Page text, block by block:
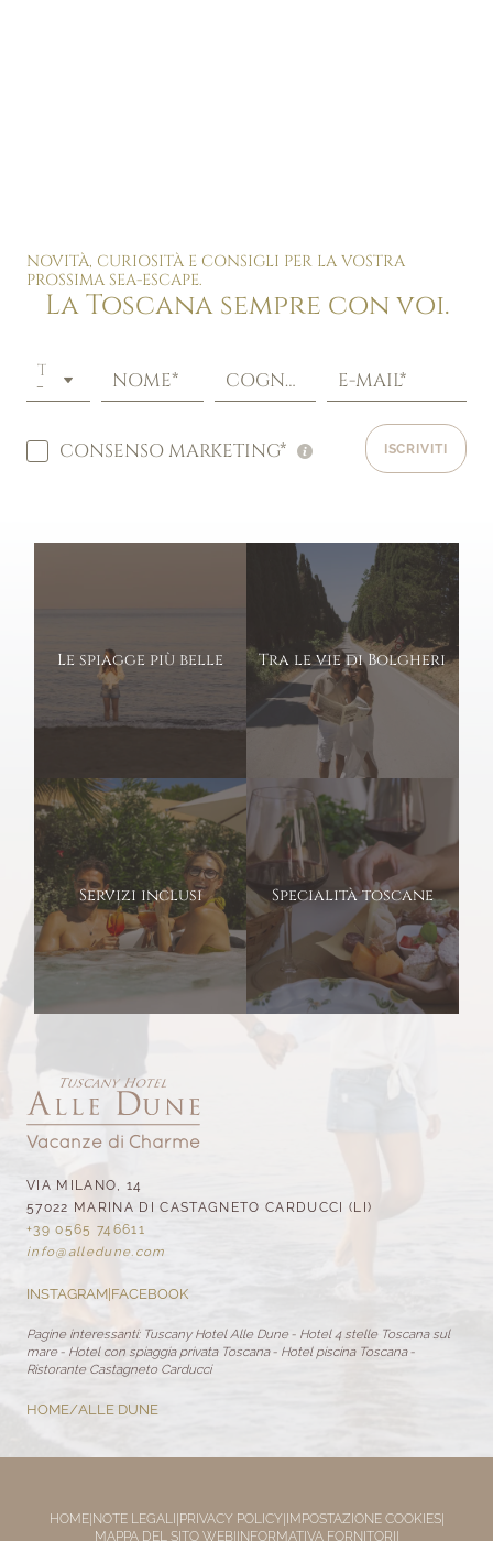
NOVITÀ, CURIOSITÀ E CONSIGLI PER LA VOSTRA
PROSSIMA SEA-ESCAPE.
La Toscana sempre con voi.
NOME* COGNOME* E-MAIL*
CONSENSO MARKETING* ISCRIVITI
Le spiagge più belle Tra le vie di Bolgheri
Servizi inclusi Specialità toscane
VIA MILANO, 14
57022 MARINA DI CASTAGNETO CARDUCCI (LI)
+39 0565 746611
info@alledune. com
INSTAGRAM|FACEBOOK
Pagine interessanti: Tuscany Hotel Alle Dune - Hotel 4 stelle Toscana sul
mare - Hotel con spiaggia privata Toscana - Hotel piscina Toscana -
Ristorante Castagneto Carducci
HOME/ALLE DUNE
HOME|NOTE LEGALI|PRIVACY POLICY|IMPOSTAZIONE COOKIES|
MAPPA DEL SITO WEB|INFORMATIVA FORNITORI|